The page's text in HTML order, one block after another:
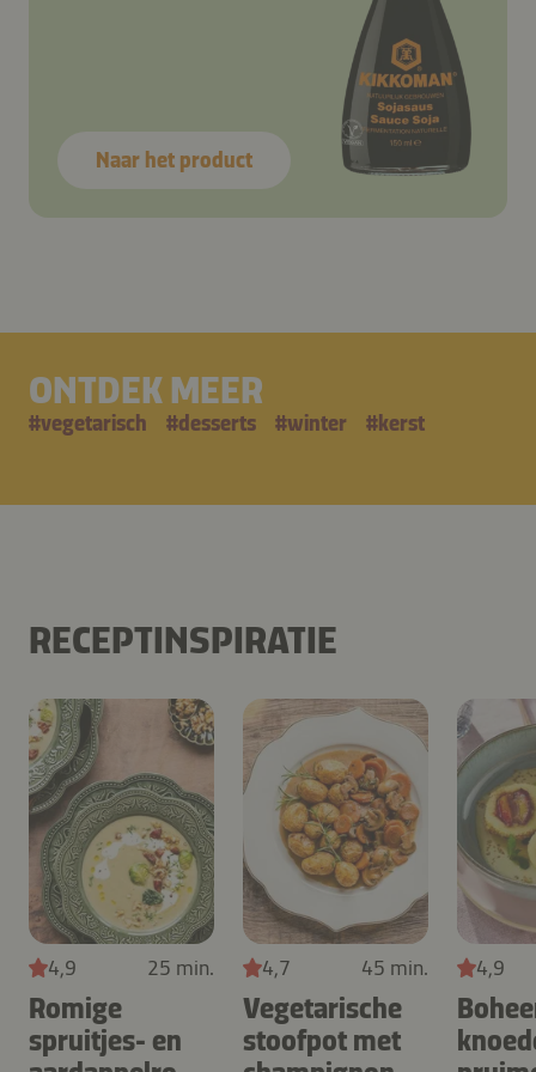
Naar het product
ONTDEK MEER
#vegetarisch #desserts #winter #kerst
RECEPTINSPIRATIE
4,9 25 min.
Romige
spruitjes- en
4,7 45 min.
Vegetarische
stoofpot met
4,9